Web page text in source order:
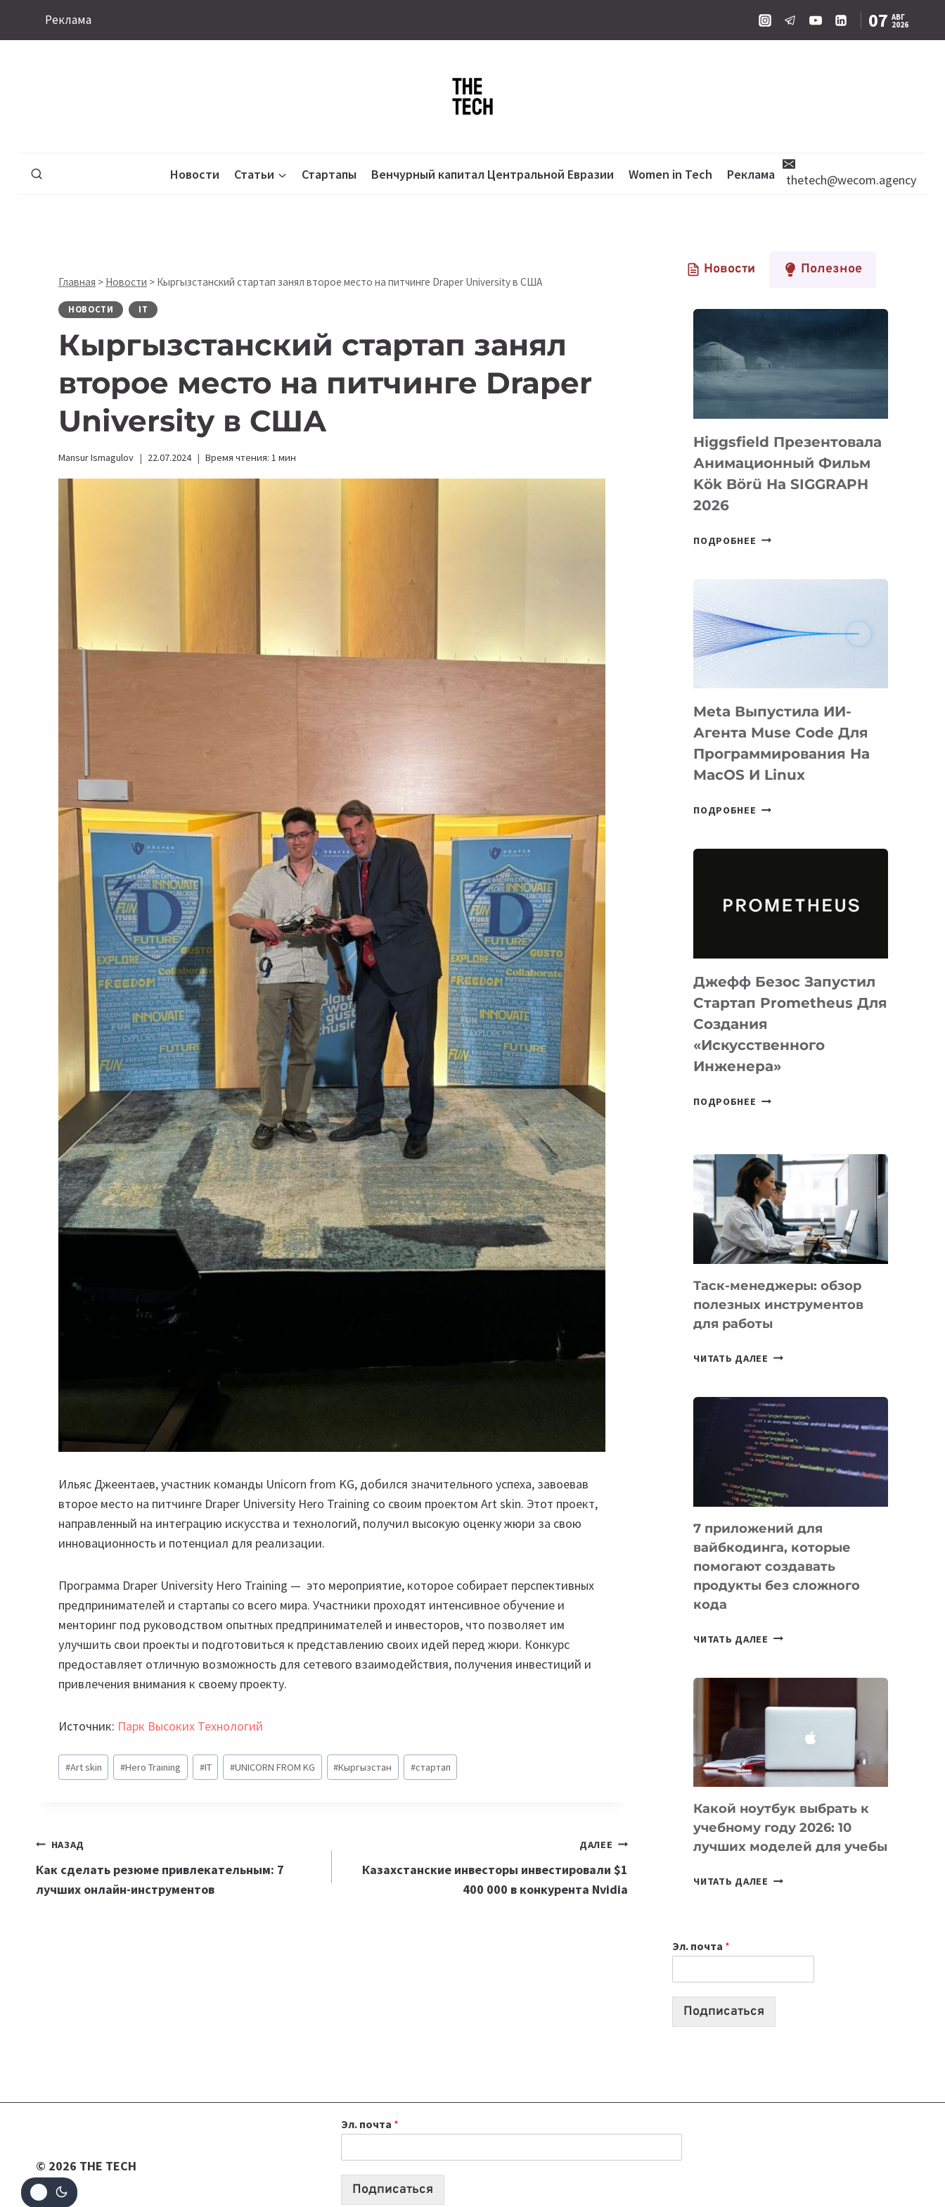
Реклама 07 АВГ
2026
Новости Статьи Стартапы Венчурный капитал Центральной Евразии Women in Tech Реклама thetech@wecom.agency
Главная > Новости > Кыргызстанский стартап занял второе место на питчинге Draper University в США
НОВОСТИ IT
Кыргызстанский стартап занял
второе место на питчинге Draper
University в США
Mansur Ismagulov 22.07.2024 Время чтения: 1 мин
Ильяс Джеентаев, участник команды Unicorn from KG, добился значительного успеха, завоевав
второе место на питчинге Draper University Hero Training со своим проектом Art skin. Этот проект,
направленный на интеграцию искусства и технологий, получил высокую оценку жюри за свою
инновационность и потенциал для реализации.
Программа Draper University Hero Training — это мероприятие, которое собирает перспективных
предпринимателей и стартапы со всего мира. Участники проходят интенсивное обучение и
менторинг под руководством опытных предпринимателей и инвесторов, что позволяет им
улучшить свои проекты и подготовиться к представлению своих идей перед жюри. Конкурс
предоставляет отличную возможность для сетевого взаимодействия, получения инвестиций и
привлечения внимания к своему проекту.
Источник: Парк Высоких Технологий
Метки
записи:
#Art skin #Hero Training #IT #UNICORN FROM KG #Кыргызстан #стартап
Навигация
по
НАЗАД
Как сделать резюме привлекательным: 7
лучших онлайн-инструментов
ДАЛЕЕ
Казахстанские инвесторы инвестировали $1
400 000 в конкурента Nvidia
Новости Полезное
Higgsfield Презентовала
Анимационный Фильм
Kök Börü На SIGGRAPH
2026
ПОДРОБНЕЕ HIGGSFIELD
BÖRÜ
НА
Meta Выпустила ИИ-
Агента Muse Code Для
Программирования На
MacOS И Linux
ПОДРОБНЕЕ META
ДЛЯ
И
LINUX
Джефф Безос Запустил
Стартап Prometheus Для
Создания
«искусственного
Инженера»
ПОДРОБНЕЕ ДЖЕФФ
PROMETHEUS
ДЛЯ
СОЗДАНИЯ
«ИСКУССТВЕННОГО
ИНЖЕНЕРА»
Таск-менеджеры: обзор
полезных инструментов
для работы
ЧИТАТЬ ДАЛЕЕ ТАСК-
ПОЛЕЗНЫХ
ИНСТРУМЕНТОВ
ДЛЯ
РАБОТЫ
7 приложений для
вайбкодинга, которые
помогают создавать
продукты без сложного
кода
ЧИТАТЬ ДАЛЕЕ
КОТОРЫЕ
СОЗДАВАТЬ
БЕЗ
КОДА
Какой ноутбук выбрать к
учебному году 2026: 10
лучших моделей для учебы
ЧИТАТЬ ДАЛЕЕ КАКОЙ
2026:
10
Эл. почта *
Подписаться
© 2026 THE TECH
Эл. почта *
Подписаться